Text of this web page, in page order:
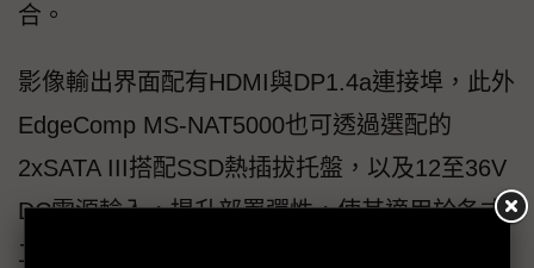
合。
影像輸出界面配有HDMI與DP1.4a連接埠，此外
EdgeComp MS-NAT5000也可透過選配的
2xSATA III搭配SSD熱插拔托盤，以及12至36V
DC電源輸入，提升部署彈性，使其適用於各式
工業邊緣環境。該系統也能同時處理導航、視